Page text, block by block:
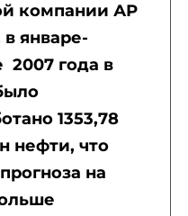
компании АР
январе-
2007 года в
1353,78
нефти, что
на